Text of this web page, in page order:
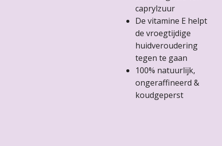
caprylzuur
De vitamine E helpt
de vroegtijdige
huidveroudering
tegen te gaan
100% natuurlijk,
ongeraffineerd &
koudgeperst